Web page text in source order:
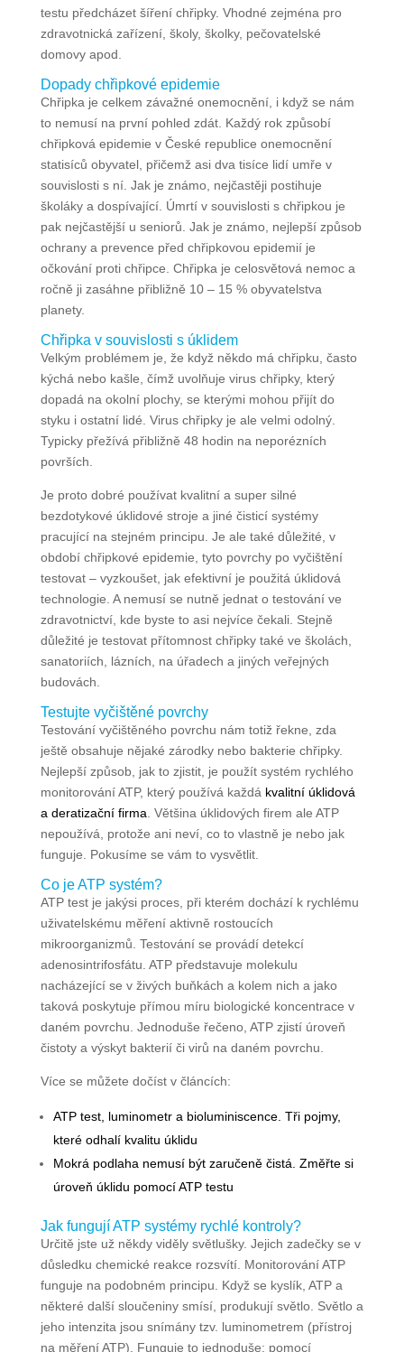
testu předcházet šíření chřipky. Vhodné zejména pro
zdravotnická zařízení, školy, školky, pečovatelské
domovy apod.
Dopady chřipkové epidemie
Chřipka je celkem závažné onemocnění, i když se nám
to nemusí na první pohled zdát. Každý rok způsobí
chřipková epidemie v České republice onemocnění
statisíců obyvatel, přičemž asi dva tisíce lidí umře v
souvislosti s ní. Jak je známo, nejčastěji postihuje
školáky a dospívající. Úmrtí v souvislosti s chřipkou je
pak nejčastější u seniorů. Jak je známo, nejlepší způsob
ochrany a prevence před chřipkovou epidemií je
očkování proti chřipce. Chřipka je celosvětová nemoc a
ročně ji zasáhne přibližně 10 – 15 % obyvatelstva
planety.
Chřipka v souvislosti s úklidem
Velkým problémem je, že když někdo má chřipku, často
kýchá nebo kašle, čímž uvolňuje virus chřipky, který
dopadá na okolní plochy, se kterými mohou přijít do
styku i ostatní lidé. Virus chřipky je ale velmi odolný.
Typicky přežívá přibližně 48 hodin na neporézních
površích.
Je proto dobré používat kvalitní a super silné
bezdotykové úklidové stroje a jiné čisticí systémy
pracující na stejném principu. Je ale také důležité, v
období chřipkové epidemie, tyto povrchy po vyčištění
testovat – vyzkoušet, jak efektivní je použitá úklidová
technologie. A nemusí se nutně jednat o testování ve
zdravotnictví, kde byste to asi nejvíce čekali. Stejně
důležité je testovat přítomnost chřipky také ve školách,
sanatoriích, lázních, na úřadech a jiných veřejných
budovách.
Testujte vyčištěné povrchy
Testování vyčištěného povrchu nám totiž řekne, zda
ještě obsahuje nějaké zárodky nebo bakterie chřipky.
Nejlepší způsob, jak to zjistit, je použít systém rychlého
monitorování ATP, který používá každá kvalitní úklidová
a deratizační firma . Většina úklidových firem ale ATP
nepoužívá, protože ani neví, co to vlastně je nebo jak
funguje. Pokusíme se vám to vysvětlit.
Co je ATP systém?
ATP test je jakýsi proces, při kterém dochází k rychlému
uživatelskému měření aktivně rostoucích
mikroorganizmů. Testování se provádí detekcí
adenosintrifosfátu. ATP představuje molekulu
nacházející se v živých buňkách a kolem nich a jako
taková poskytuje přímou míru biologické koncentrace v
daném povrchu. Jednoduše řečeno, ATP zjistí úroveň
čistoty a výskyt bakterií či virů na daném povrchu.
Více se můžete dočíst v článcích:
ATP test, luminometr a bioluminiscence. Tři pojmy,
které odhalí kvalitu úklidu
Mokrá podlaha nemusí být zaručeně čistá. Změřte si
úroveň úklidu pomocí ATP testu
Jak fungují ATP systémy rychlé kontroly?
Určitě jste už někdy viděly světlušky. Jejich zadečky se v
důsledku chemické reakce rozsvítí. Monitorování ATP
funguje na podobném principu. Když se kyslík, ATP a
některé další sloučeniny smísí, produkují světlo. Světlo a
jeho intenzita jsou snímány tzv. luminometrem (přístroj
na měření ATP). Funguje to jednoduše: pomocí